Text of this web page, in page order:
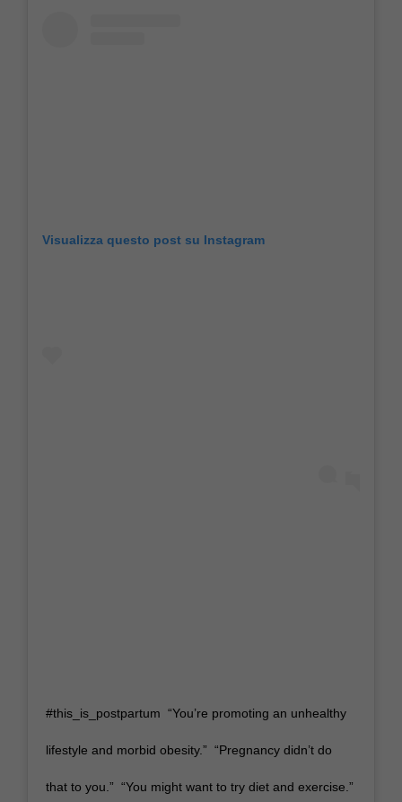
Visualizza questo post su Instagram
#this_is_postpartum⁣ ⁣ “You’re promoting an unhealthy
lifestyle and morbid obesity.”⁣ ⁣ “Pregnancy didn’t do
that to you.”⁣ ⁣ “You might want to try diet and exercise.”⁣